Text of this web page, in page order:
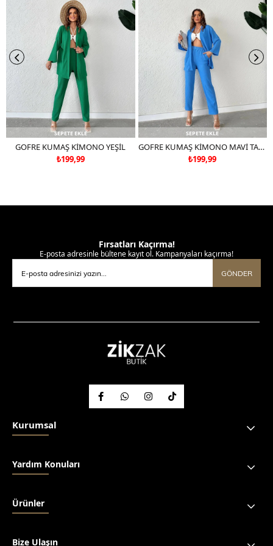
SEPETE EKLE
GOFRE KUMAŞ KİMONO YEŞİL
₺199,99
SEPETE EKLE
GOFRE KUMAŞ KİMONO MAVİ TAKIM DEĞİLDİR
₺199,99
Fırsatları Kaçırma!
E-posta adresinle bültene kayıt ol. Kampanyaları kaçırma!
GÖNDER
Kurumsal
Yardım Konuları
Ürünler
Bize Ulaşın